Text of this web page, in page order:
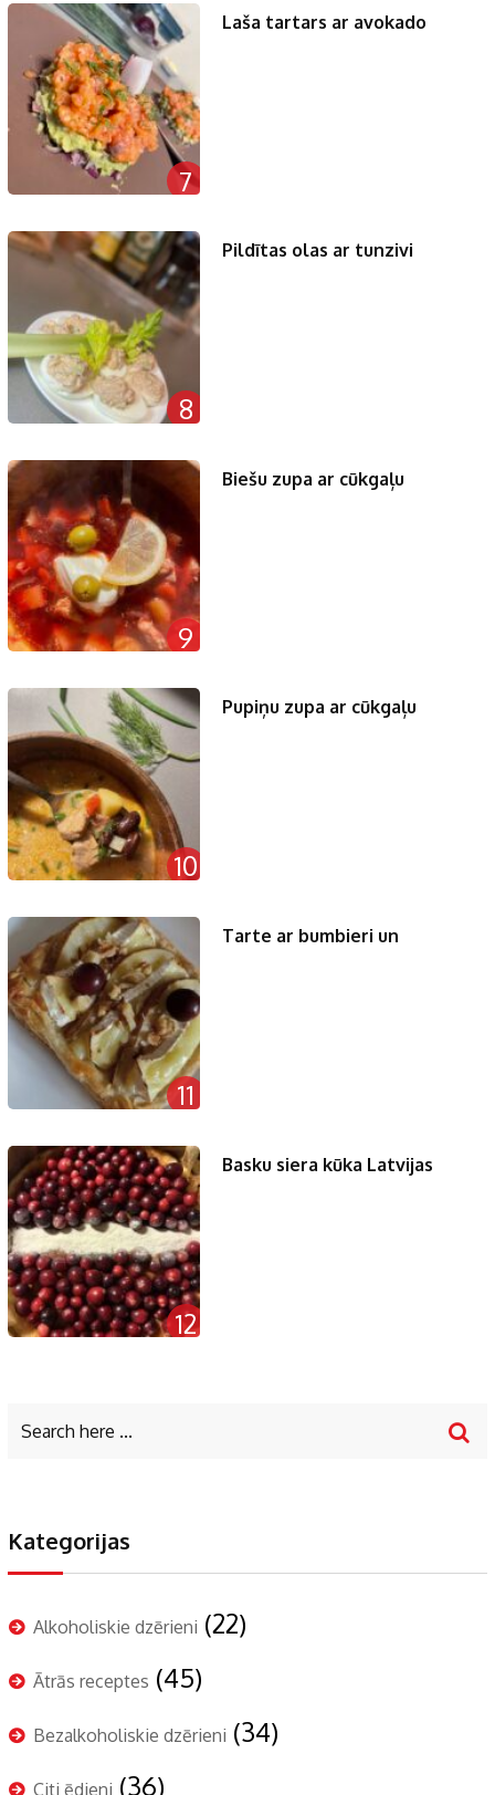
7
Laša tartars ar avokado
8
Pildītas olas ar tunzivi
9
Biešu zupa ar cūkgaļu
10
Pupiņu zupa ar cūkgaļu
11
Tarte ar bumbieri un
12
Basku siera kūka Latvijas
Kategorijas
Alkoholiskie dzērieni (22)
Ātrās receptes (45)
Bezalkoholiskie dzērieni (34)
Citi ēdieni (36)